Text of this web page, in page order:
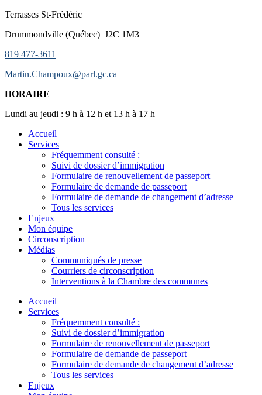
Terrasses St-Frédéric
Drummondville (Québec) J2C 1M3
819 477-3611
Martin.Champoux@parl.gc.ca
HORAIRE
Lundi au jeudi : 9 h à 12 h et 13 h à 17 h
Accueil
Services
Fréquemment consulté :
Suivi de dossier d’immigration
Formulaire de renouvellement de passeport
Formulaire de demande de passeport
Formulaire de demande de changement d’adresse
Tous les services
Enjeux
Mon équipe
Circonscription
Médias
Communiqués de presse
Courriers de circonscription
Interventions à la Chambre des communes
Accueil
Services
Fréquemment consulté :
Suivi de dossier d’immigration
Formulaire de renouvellement de passeport
Formulaire de demande de passeport
Formulaire de demande de changement d’adresse
Tous les services
Enjeux